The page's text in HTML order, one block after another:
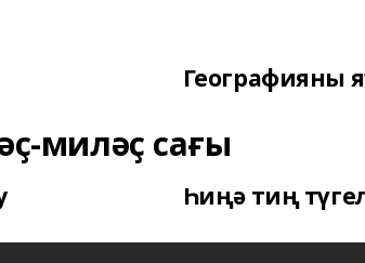
Географияны
миләҫ сағы
Һиңә тиң